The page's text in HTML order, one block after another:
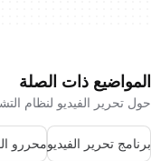
المواضيع ذات الصلة
حول تحرير الفيديو لنظام
برنامج تحرير الفيديومحررو